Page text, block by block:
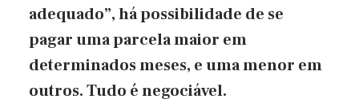
adequado”, há possibilidade de se
pagar uma parcela maior em
determinados meses, e uma menor em
outros. Tudo é negociável.